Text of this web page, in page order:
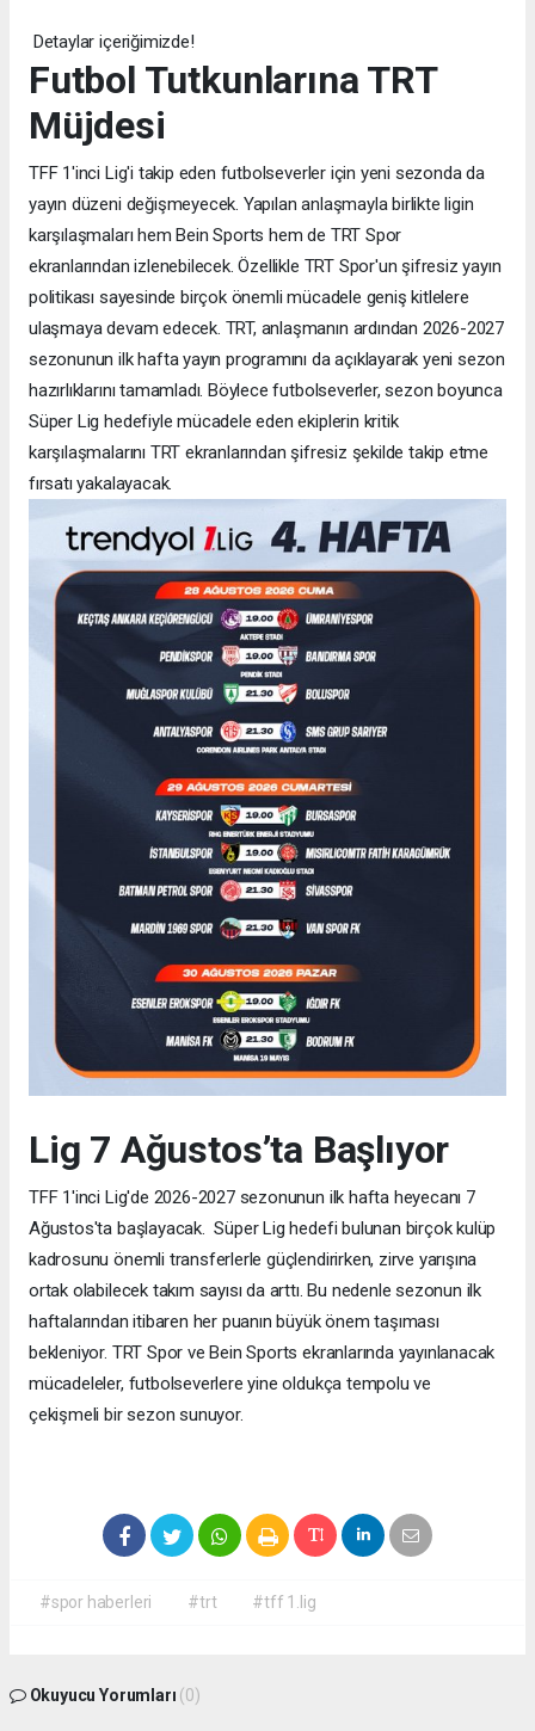
Detaylar içeriğimizde!
Futbol Tutkunlarına TRT
Müjdesi
TFF 1'inci Lig'i takip eden futbolseverler için yeni sezonda da
yayın düzeni değişmeyecek. Yapılan anlaşmayla birlikte ligin
karşılaşmaları hem Bein Sports hem de TRT Spor
ekranlarından izlenebilecek. Özellikle TRT Spor'un şifresiz yayın
politikası sayesinde birçok önemli mücadele geniş kitlelere
ulaşmaya devam edecek. TRT, anlaşmanın ardından 2026-2027
sezonunun ilk hafta yayın programını da açıklayarak yeni sezon
hazırlıklarını tamamladı. Böylece futbolseverler, sezon boyunca
Süper Lig hedefiyle mücadele eden ekiplerin kritik
karşılaşmalarını TRT ekranlarından şifresiz şekilde takip etme
fırsatı yakalayacak.
Lig 7 Ağustos’ta Başlıyor
TFF 1'inci Lig'de 2026-2027 sezonunun ilk hafta heyecanı 7
Ağustos'ta başlayacak. Süper Lig hedefi bulunan birçok kulüp
kadrosunu önemli transferlerle güçlendirirken, zirve yarışına
ortak olabilecek takım sayısı da arttı. Bu nedenle sezonun ilk
haftalarından itibaren her puanın büyük önem taşıması
bekleniyor. TRT Spor ve Bein Sports ekranlarında yayınlanacak
mücadeleler, futbolseverlere yine oldukça tempolu ve
çekişmeli bir sezon sunuyor.
#spor haberleri #trt #tff 1.lig
Okuyucu Yorumları (0)